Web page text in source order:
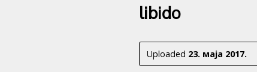
libido
Uploaded 23. маја 2017.